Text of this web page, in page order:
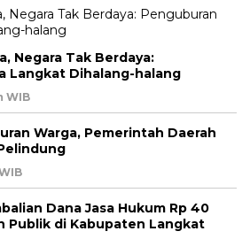
Negara Tak Berdaya:
Langkat Dihalang-halang
WIB
Warga, Pemerintah Daerah
Dana Jasa Hukum Rp 40
Publik di Kabupaten Langkat